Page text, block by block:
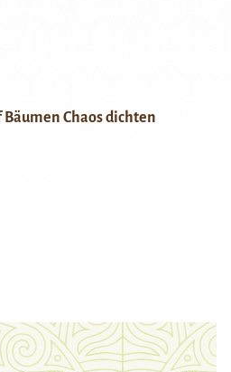
Bäumen Chaos dichten